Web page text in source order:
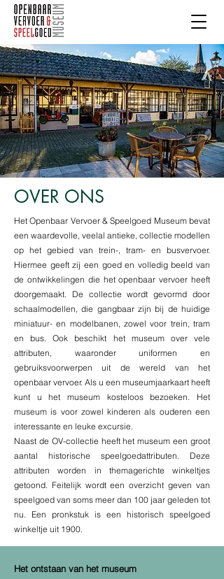
OVER ONS
Het Openbaar Vervoer & Speelgoed Museum bevat
een waardevolle, veelal antieke, collectie modellen
op het gebied van trein-, tram- en busvervoer.
Hiermee geeft zij een goed en volledig beeld van
de ontwikkelingen die het openbaar vervoer heeft
doorgemaakt. De collectie wordt gevormd door
schaalmodellen, die gangbaar zijn bij de huidige
miniatuur- en modelbanen, zowel voor trein, tram
en bus. Ook beschikt het museum over vele
attributen, waaronder uniformen en
gebruiksvoorwerpen uit de wereld van het
openbaar vervoer. Als u een museumjaarkaart heeft
kunt u het museum kosteloos bezoeken. Het
museum is voor zowel kinderen als ouderen een
interessante en leuke excursie.
Naast de OV-collectie heeft het museum een groot
aantal historische speelgoedattributen. Deze
attributen worden in themagerichte winkeltjes
getoond. Feitelijk wordt een overzicht geven van
speelgoed van soms meer dan 100 jaar geleden tot
nu. Een pronkstuk is een historisch speelgoed
winkeltje uit 1900.
Het ontstaan van het museum